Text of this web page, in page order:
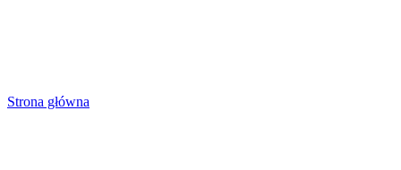
Strona główna